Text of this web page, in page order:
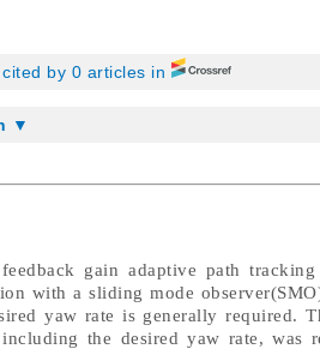
by 0 articles in
▼
gain adaptive path
with a sliding mode
yaw rate is generally required.
the desired yaw rate, was